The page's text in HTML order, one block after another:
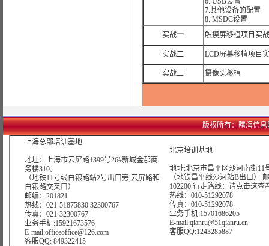
7.其他设备的配置
8. MSDC设置
实战一 触摸屏移植项目实战
实战二 LCD屏幕移植项目
实战三 摄像头移植
版权所有：曙海信息
上海总部培训基地
地址：上海市云屏路1399号26#新城金郡商
务楼310。
（地铁11号线白银路站2号出口旁,云屏路和
白银路交叉口）
邮编：201821
热线：021-51875830 32300767
传真：021-32300767
业务手机:15921673576
E-mail:officeoffice@126.com
客服QQ: 849322415
北京培训基地
地址:北京市昌平区沙河南街11
（地铁昌平线沙河站B出口）
102200 行走路线： 请点击这查
热线：010-51292078
传真：010-51292078
业务手机:15701686205
E-mail:qianru@51qianru.cn
客服QQ:1243285887